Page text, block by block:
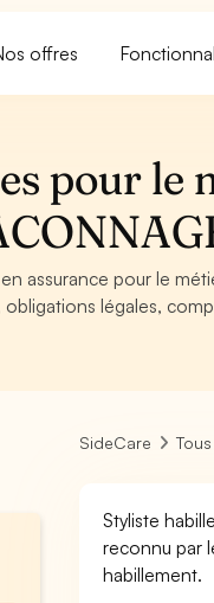
offres
pour
assurance pour le
obligations légales,
SideCare
Styliste
reconnu par
habillement.